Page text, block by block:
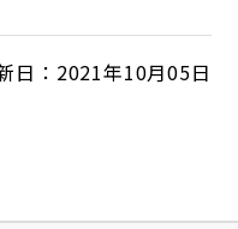
日：2021年10月05日